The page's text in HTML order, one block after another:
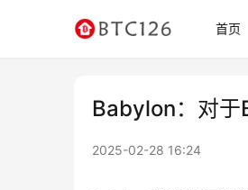
首页
Babylon：对于
2025-02-28 16:24